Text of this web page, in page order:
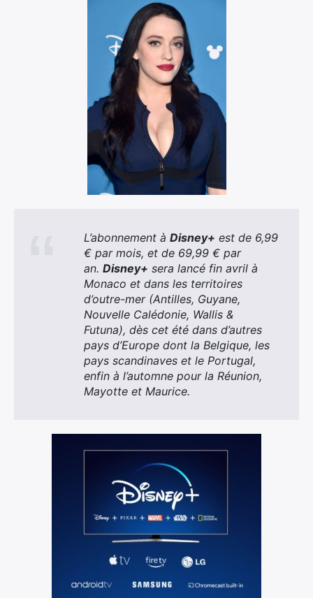
L’abonnement à Disney+ est de 6,99
€ par mois, et de 69,99 € par
an. Disney+ sera lancé fin avril à
Monaco et dans les territoires
d’outre-mer (Antilles, Guyane,
Nouvelle Calédonie, Wallis &
Futuna), dès cet été dans d’autres
pays d’Europe dont la Belgique, les
pays scandinaves et le Portugal,
enfin à l’automne pour la Réunion,
Mayotte et Maurice.